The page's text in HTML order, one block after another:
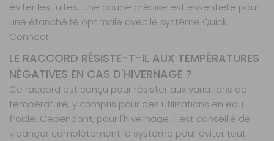
éviter les fuites. Une coupe précise est essentielle pour
une étanchéité optimale avec le système Quick
Connect.
LE RACCORD RÉSISTE-T-IL AUX TEMPÉRATURES
NÉGATIVES EN CAS D'HIVERNAGE ?
Ce raccord est conçu pour résister aux variations de
température, y compris pour des utilisations en eau
froide. Cependant, pour l'hivernage, il est conseillé de
vidanger complètement le système pour éviter tout